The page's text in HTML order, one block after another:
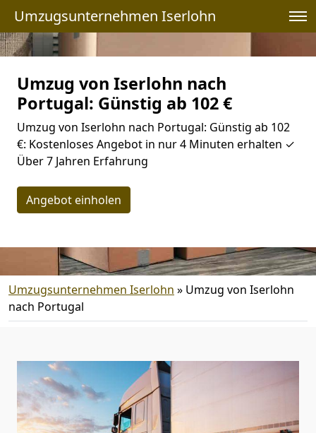
Umzugsunternehmen Iserlohn
Umzug von Iserlohn nach
Portugal: Günstig ab 102 €
Umzug von Iserlohn nach Portugal: Günstig ab 102
€: Kostenloses Angebot in nur 4 Minuten erhalten ✓
Über 7 Jahren Erfahrung
Angebot einholen
Umzugsunternehmen Iserlohn » Umzug von Iserlohn
nach Portugal